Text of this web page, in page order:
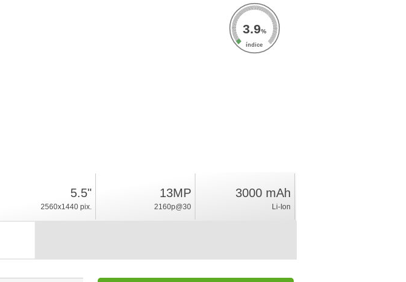
3.9%
índice
5.5"
2560x1440 pix.
13MP
2160p@30
3000 mAh
Li-Ion